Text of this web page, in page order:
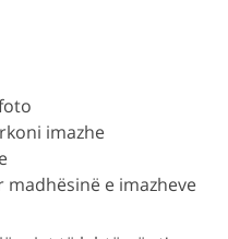
imazhe
e imazheve